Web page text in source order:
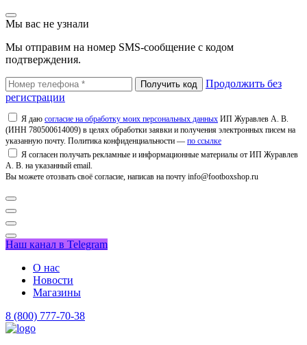
Мы вас не узнали
Мы отправим на номер SMS-сообщение с кодом
подтверждения.
Продолжить без
регистрации
Я даю согласие на обработку моих персональных данных ИП Журавлев А. В.
(ИНН 780500614009) в целях обработки заявки и получения электронных писем на
указанную почту. Политика конфиденциальности — по ссылке
Я согласен получать рекламные и информационные материалы от ИП Журавлев
А. В. на указанный email.
Вы можете отозвать своё согласие, написав на почту info@footboxshop.ru
Наш канал в Telegram
О нас
Новости
Магазины
8 (800) 777-70-38